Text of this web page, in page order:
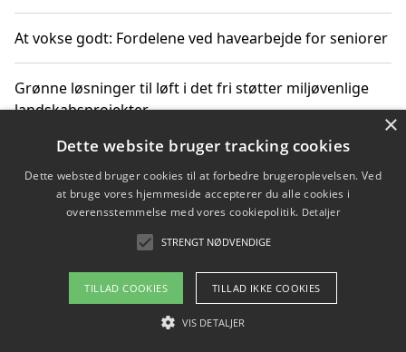
At vokse godt: Fordelene ved havearbejde for seniorer
Grønne løsninger til løft i det fri støtter miljøvenlige
landskabsprojekter
Gør haven til et frirum for familien og naturen
Copyright 2026 - Pilanto Aps
Om / kontakt
Blog Betingelser
×
Dette website bruger tracking cookies
Dette websted bruger cookies til at forbedre brugeroplevelsen. Ved
at bruge vores hjemmeside accepterer du alle cookies i
overensstemmelse med vores cookiepolitik. Detaljer
STRENGT NØDVENDIGE
TILLAD COOKIES TILLAD IKKE COOKIES
VIS DETALJER